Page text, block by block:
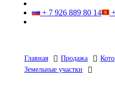
+ 7 926 889 80 14
Главная Продажа
Земельные участки